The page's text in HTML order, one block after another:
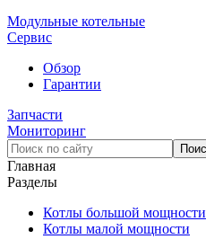
Модульные котельные
Сервис
Обзор
Гарантии
Запчасти
Мониторинг
Главная
Разделы
Котлы большой мощности
Котлы малой мощности